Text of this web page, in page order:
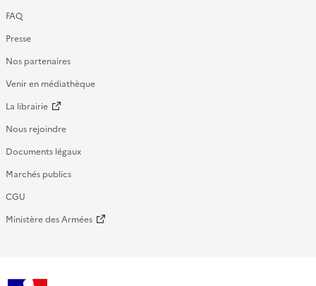
FAQ
Presse
Nos partenaires
Venir en médiathèque
La librairie
Nous rejoindre
Documents légaux
Marchés publics
CGU
Ministère des Armées
française - ECPAD